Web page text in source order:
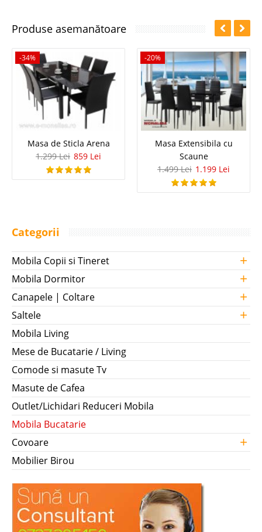
Produse asemanătoare
-34%
Masa de Sticla Arena
1.299 Lei 859 Lei
-20%
Masa Extensibila cu
Scaune
1.499 Lei 1.199 Lei
Categorii
Mobila Copii si Tineret +
Mobila Dormitor +
Canapele | Coltare +
Saltele +
Mobila Living
Mese de Bucatarie / Living
Comode si masute Tv
Masute de Cafea
Outlet/Lichidari Reduceri Mobila
Mobila Bucatarie
Covoare
+
Mobilier Birou